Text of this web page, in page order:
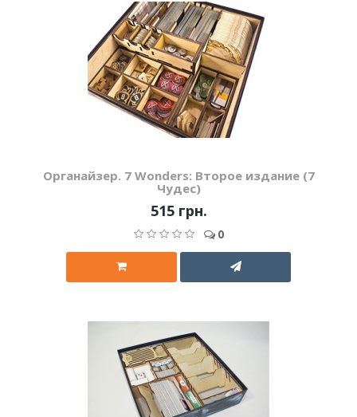
Органайзер. 7 Wonders: Второе издание (7
Чудес)
515 грн.
0